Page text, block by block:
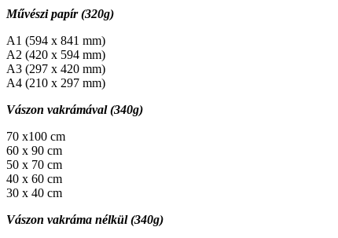
Művészi papír (320g)
A1 (594 x 841 mm)
A2 (420 x 594 mm)
A3 (297 x 420 mm)
A4 (210 x 297 mm)
Vászon vakrámával (340g)
70 x100 cm
60 x 90 cm
50 x 70 cm
40 x 60 cm
30 x 40 cm
Vászon vakráma nélkül (340g)